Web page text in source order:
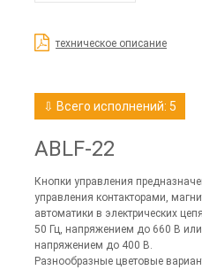
техническое описание
⇩ Всего исполнений: 5
ABLF-22
Кнопки управления
управления контакторами,
автоматики в электрических
50 Гц, напряжением до 660 В или
напряжением до 400 В.
Разнообразные цветовые